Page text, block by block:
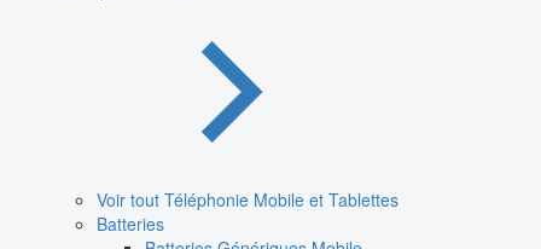
Voir tout Téléphonie Mobile et Tablettes
Batteries